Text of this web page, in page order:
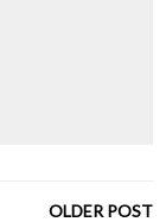
OLDER POST